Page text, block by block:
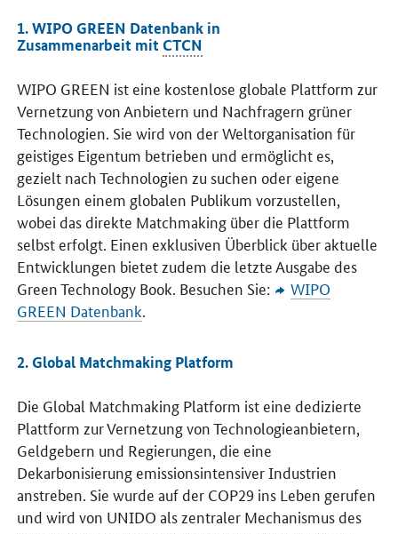
1. WIPO GREEN Datenbank in
Zusammenarbeit mit CTCN
WIPO GREEN ist eine kostenlose globale Plattform zur
Vernetzung von Anbietern und Nachfragern grüner
Technologien. Sie wird von der Weltorganisation für
geistiges Eigentum betrieben und ermöglicht es,
gezielt nach Technologien zu suchen oder eigene
Lösungen einem globalen Publikum vorzustellen,
wobei das direkte Matchmaking über die Plattform
selbst erfolgt. Einen exklusiven Überblick über aktuelle
Entwicklungen bietet zudem die letzte Ausgabe des
Green Technology Book . Besuchen Sie:
WIPO
GREEN Datenbank
2.Global Matchmaking Platform
Die Global Matchmaking Platform ist eine dedizierte
Plattform zur Vernetzung von Technologieanbietern,
Geldgebern und Regierungen, die eine
Dekarbonisierung emissionsintensiver Industrien
anstreben. Sie wurde auf der COP29 ins Leben gerufen
und wird von UNIDO als zentraler Mechanismus des